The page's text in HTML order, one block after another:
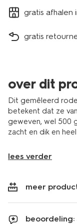
gratis afhalen
gratis
over dit
Dit gemêleerd
betekent dat ze
geweven, wel 500
zacht en dik en
lees verder
meer
beoordeling: